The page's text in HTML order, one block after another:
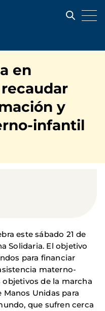
en
y
infantil
este sábado 21 de
Solidaria. El objetivo
para financiar
materno-
de la marcha
Unidas para
que sufren cerca